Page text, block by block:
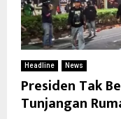
Headline News
Presiden Tak
Tunjangan